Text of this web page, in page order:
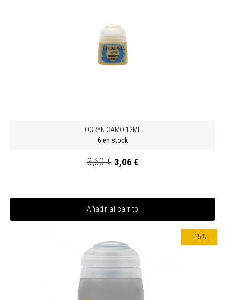
OGRYN CAMO 12ML
6 en stock
3,60 € 3,06 €
Añadir al carrito
-15%